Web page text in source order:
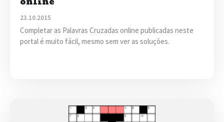
23.10.2015
Completar as Palavras Cruzadas online publicadas neste
portal é muito fácil, mesmo sem ver as soluções.